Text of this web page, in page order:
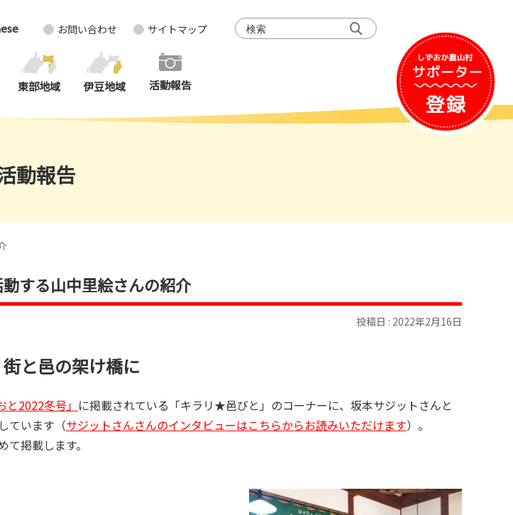
お問い合わせ サイトマップ
検
東部地域 伊豆地域 活動報告
活動報告
動する山中里絵さんの紹介
投稿日 : 2022年2月16日
と邑の架け橋に
と2022冬号」 に掲載されている「キラリ★邑びと」のコーナーに、坂本サジットさんと
ています（サジットさんさんのインタビューはこちらからお読みいただけます）。
掲載します。